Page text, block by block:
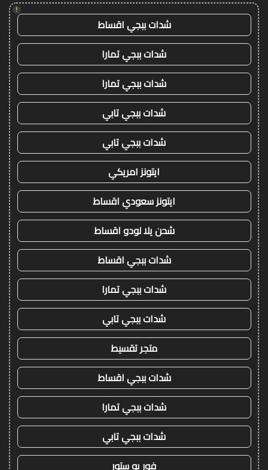
!
شدات ببجي اقساط
شدات ببجي تمارا
شدات ببجي تمارا
شدات ببجي تابي
شدات ببجي تابي
ايتونز امريكي
ايتونز سعودي اقساط
شحن يلا لودو اقساط
شدات ببجي اقساط
شدات ببجي تمارا
شدات ببجي تابي
متجر تقسيط
شدات ببجي اقساط
شدات ببجي تمارا
شدات ببجي تابي
فور يو ستور